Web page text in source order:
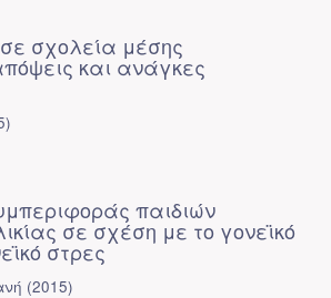
σχολεία μέσης
και ανάγκες
)
παιδιών
σε σχέση με το γονεϊκό
στρες
(2015)